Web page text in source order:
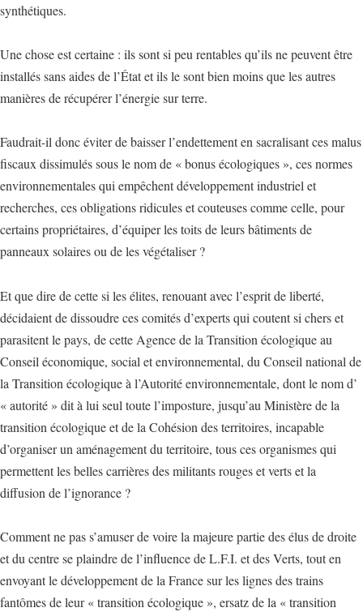
synthétiques.
Une chose est certaine : ils sont si peu rentables qu’ils ne peuvent être
installés sans aides de l’État et ils le sont bien moins que les autres
manières de récupérer l’énergie sur terre.
Faudrait-il donc éviter de baisser l’endettement en sacralisant ces malus
fiscaux dissimulés sous le nom de « bonus écologiques », ces normes
environnementales qui empêchent développement industriel et
recherches, ces obligations ridicules et couteuses comme celle, pour
certains propriétaires, d’équiper les toits de leurs bâtiments de
panneaux solaires ou de les végétaliser ?
Et que dire de cette si les élites, renouant avec l’esprit de liberté,
décidaient de dissoudre ces comités d’experts qui coutent si chers et
parasitent le pays, de cette Agence de la Transition écologique au
Conseil économique, social et environnemental, du Conseil national de
la Transition écologique à l’Autorité environnementale, dont le nom d’
« autorité » dit à lui seul toute l’imposture, jusqu’au Ministère de la
transition écologique et de la Cohésion des territoires, incapable
d’organiser un aménagement du territoire, tous ces organismes qui
permettent les belles carrières des militants rouges et verts et la
diffusion de l’ignorance ?
Comment ne pas s’amuser de voire la majeure partie des élus de droite
et du centre se plaindre de l’influence de L.F.I. et des Verts, tout en
envoyant le développement de la France sur les lignes des trains
fantômes de leur « transition écologique », ersatz de la « transition